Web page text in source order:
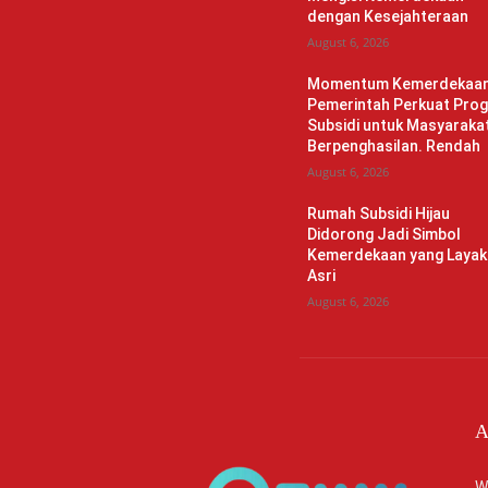
dengan Kesejahteraan
August 6, 2026
Momentum
Pemerintah Perkuat
Subsidi untuk
Berpenghasilan. Rendah
August 6, 2026
Rumah Subsidi Hijau
Didorong Jadi Simbol
Kemerdekaan yang
Asri
August 6, 2026